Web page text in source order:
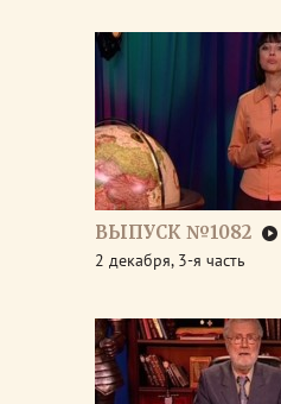
ВЫПУСК №1082
2 декабря, 3-я часть